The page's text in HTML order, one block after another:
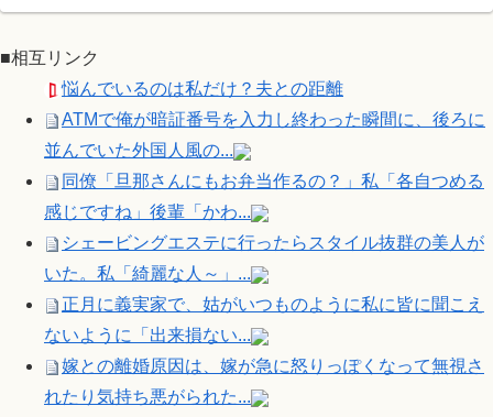
■相互リンク
悩んでいるのは私だけ？夫との距離
ATMで俺が暗証番号を入力し終わった瞬間に、後ろに
並んでいた外国人風の...
同僚「旦那さんにもお弁当作るの？」私「各自つめる
感じですね」後輩「かわ...
シェービングエステに行ったらスタイル抜群の美人が
いた。私「綺麗な人～」...
正月に義実家で、姑がいつものように私に皆に聞こえ
ないように「出来損ない...
嫁との離婚原因は、嫁が急に怒りっぽくなって無視さ
れたり気持ち悪がられた...